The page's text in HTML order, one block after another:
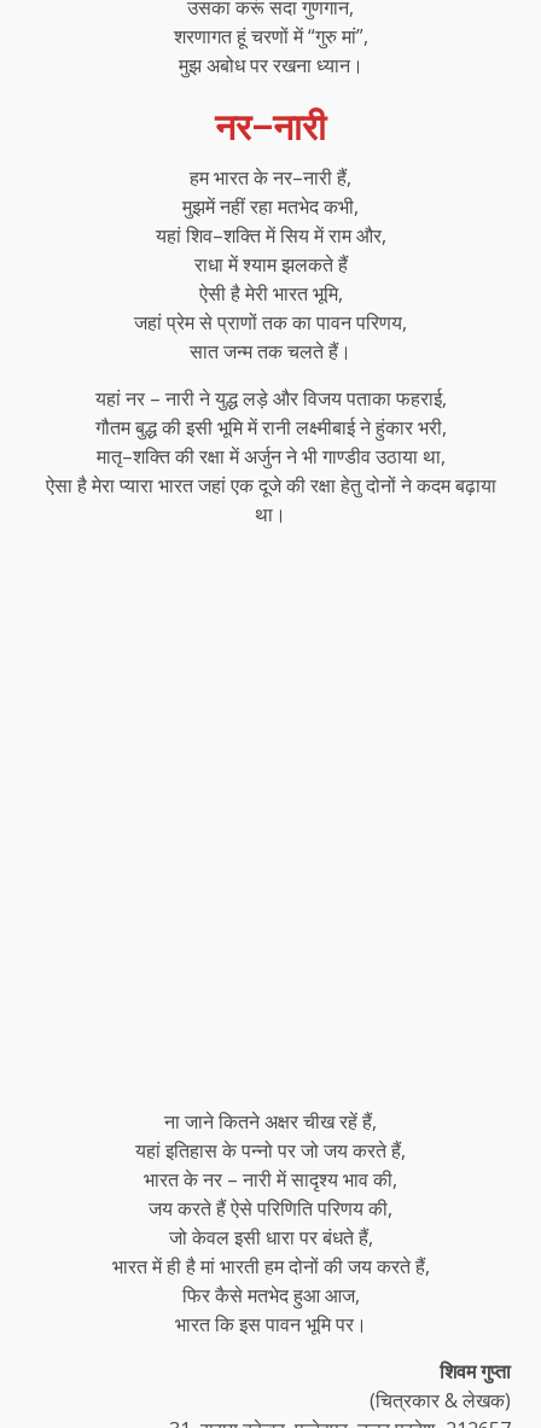
उसका करूं सदा गुणगान,
शरणागत हूं चरणों में “गुरु मां”,
मुझ अबोध पर रखना ध्यान।
नर–नारी
हम भारत के नर–नारी हैं,
मुझमें नहीं रहा मतभेद कभी,
यहां शिव–शक्ति में सिय में राम और,
राधा में श्याम झलकते हैं
ऐसी है मेरी भारत भूमि,
जहां प्रेम से प्राणों तक का पावन परिणय,
सात जन्म तक चलते हैं।
यहां नर – नारी ने युद्ध लड़े और विजय पताका फहराई,
गौतम बुद्ध की इसी भूमि में रानी लक्ष्मीबाई ने हुंकार भरी,
मातृ–शक्ति की रक्षा में अर्जुन ने भी गाण्डीव उठाया था,
ऐसा है मेरा प्यारा भारत जहां एक दूजे की रक्षा हेतु दोनों ने कदम बढ़ाया
था।
ना जाने कितने अक्षर चीख रहें हैं,
यहां इतिहास के पन्नो पर जो जय करते हैं,
भारत के नर – नारी में सादृश्य भाव की,
जय करते हैं ऐसे परिणिति परिणय की,
जो केवल इसी धारा पर बंधते हैं,
भारत में ही है मां भारती हम दोनों की जय करते हैं,
फिर कैसे मतभेद हुआ आज,
भारत कि इस पावन भूमि पर।
शिवम गुप्ता
(चित्रकार & लेखक)